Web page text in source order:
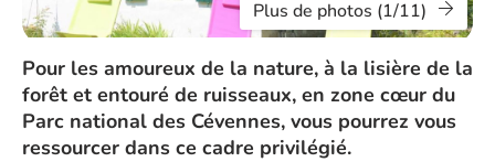
Plus de photos (1/11)
Pour les amoureux de la nature, à la lisière de la
forêt et entouré de ruisseaux, en zone cœur du
Parc national des Cévennes, vous pourrez vous
ressourcer dans ce cadre privilégié.